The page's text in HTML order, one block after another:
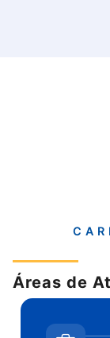
Áreas de